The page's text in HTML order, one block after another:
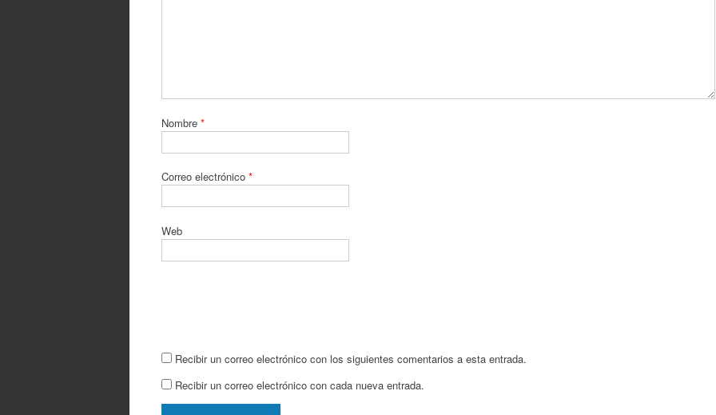
Nombre *
Correo electrónico *
Web
Recibir un correo electrónico con los siguientes comentarios a esta entrada.
Recibir un correo electrónico con cada nueva entrada.